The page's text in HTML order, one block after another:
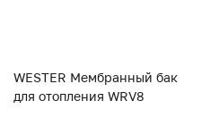
WESTER Мембранный бак
для отопления WRV8